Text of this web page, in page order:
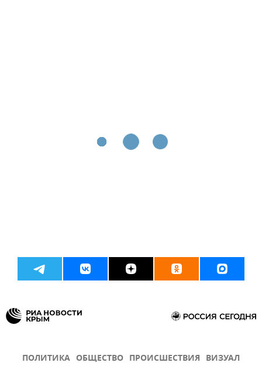
ПОЛИТИКА ОБЩЕСТВО ПРОИСШЕСТВИЯ ВИЗУАЛ